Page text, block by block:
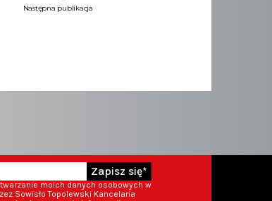
Następna publikacja
moich danych osobowych w
Sowisło Topolewski Kancelaria
Zapisz się*